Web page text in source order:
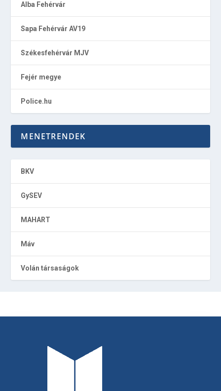
Alba Fehérvár
Sapa Fehérvár AV19
Székesfehérvár MJV
Fejér megye
Police.hu
MENETRENDEK
BKV
GySEV
MAHART
Máv
Volán társaságok